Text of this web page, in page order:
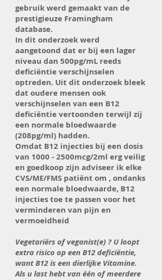
gebruik werd gemaakt van de
prestigieuze Framingham
database.
In dit onderzoek werd
aangetoond dat er bij een lager
niveau dan 500pg/mL reeds
deficiëntie verschijnselen
optreden. Uit dit onderzoek bleek
dat oudere mensen ook
verschijnselen van een B12
deficiëntie vertoonden terwijl zij
een normale bloedwaarde
(208pg/ml) hadden.
Omdat B12 injecties bij een dosis
van 1000 - 2500mcg/2ml erg veilig
en goedkoop zijn adviseer ik elke
CVS/ME/FMS patiënt om , ondanks
een normale bloedwaarde, B12
injecties toe te passen voor het
verminderen van pijn en
vermoeidheid
Vegetariërs of veganist(e) ? U loopt
extra risico op een B12 deficiëntie,
want B12 is een dierlijke Vitamine.
Als u last hebt van één of meerdere